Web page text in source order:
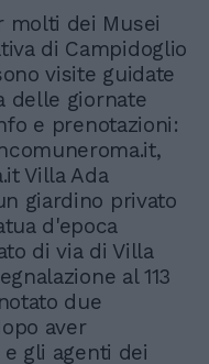
molti dei Musei
di Campidoglio
visite guidate
delle giornate
e prenotazioni:
Villa Ada
giardino privato
d'epoca
di via di Villa
al 113
due
aver
gli agenti dei